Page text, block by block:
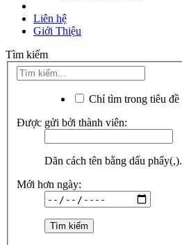
Liên hệ
Giới Thiệu
Tìm kiếm
Chỉ tìm trong tiêu đề
Được gửi bởi thành viên:
Dãn cách tên bằng dấu phẩy(,).
Mới hơn ngày: